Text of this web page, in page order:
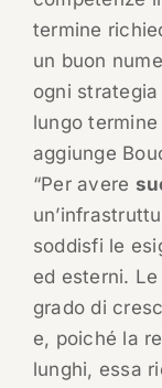
termine
un buon
ogni
lungo
aggiunge
“Per avere
soddisfi le
ed esterni.
grado di
e, poiché la
lunghi, essa